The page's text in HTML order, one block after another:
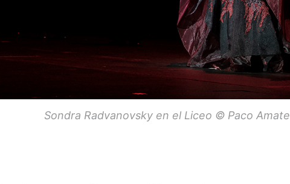
Sondra Radvanovsky en el Liceo © Paco Amate